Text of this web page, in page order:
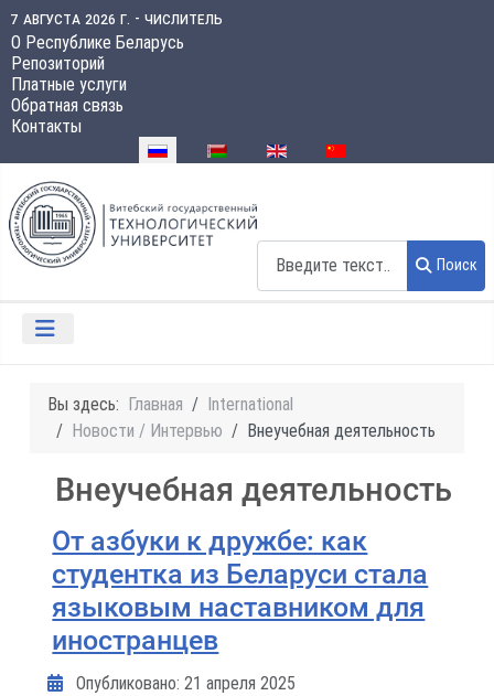
7 августа 2026 г. - числитель
О Республике Беларусь
Репозиторий
Платные услуги
Обратная связь
Контакты
Выберите язык
Поиск
Вы здесь: Главная
International
Новости / Интервью
Внеучебная деятельность
Внеучебная деятельность
От азбуки к дружбе: как
студентка из Беларуси стала
языковым наставником для
иностранцев
Информация о материале
Опубликовано: 21 апреля 2025